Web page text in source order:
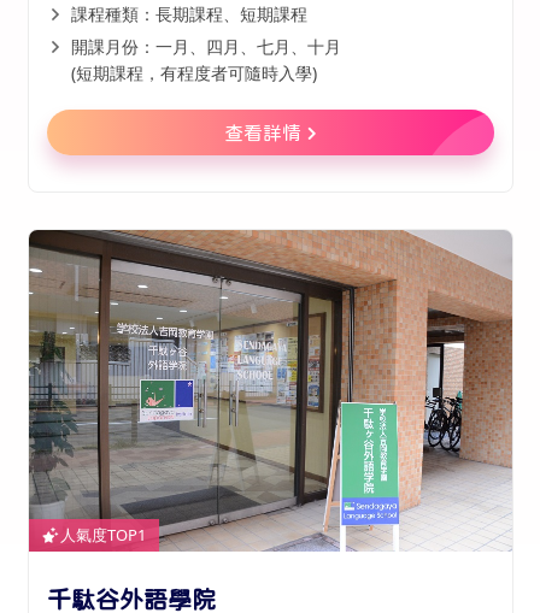
課程種類：長期課程、短期課程
開課月份：一月、四月、七月、十月
(短期課程，有程度者可隨時入學)
查看詳情
人氣度TOP1
千駄谷外語學院